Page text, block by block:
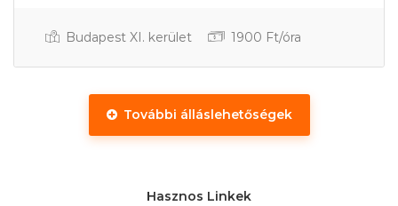
Budapest XI. kerület 1900 Ft/óra
További álláslehetőségek
Hasznos Linkek